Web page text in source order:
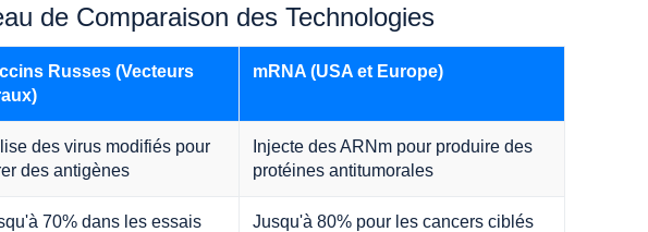
de Comparaison des Technologies
Russes (Vecteurs
mRNA (USA et Europe)
des virus modifiés pour
des antigènes
Injecte des ARNm pour produire des
protéines antitumorales
70% dans les essais Jusqu'à 80% pour les cancers ciblés